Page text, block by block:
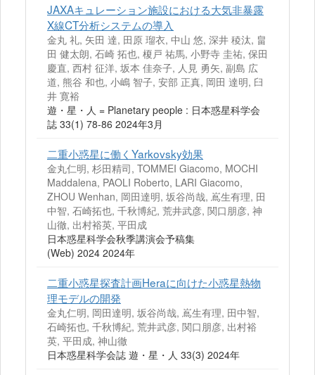
JAXAキュレーション施設における大気非暴露
X線CT分析システムの導入
金丸 礼, 矢田 達, 田原 瑠衣, 中山 悠, 深井 稜汰, 畠
田 健太朗, 石崎 拓也, 榎戸 祐馬, 小野寺 圭祐, 保田
慶直, 西村 征洋, 坂本 佳奈子, 人見 勇矢, 副島 広
道, 熊谷 和也, 小嶋 智子, 安部 正真, 岡田 達明, 臼
井 寛裕
遊・星・人 = Planetary people : 日本惑星科学会
誌 33(1) 78-86 2024年3月
二重小惑星に働くYarkovsky効果
金丸仁明, 杉田精司, TOMMEI Giacomo, MOCHI
Maddalena, PAOLI Roberto, LARI Giacomo,
ZHOU Wenhan, 岡田達明, 坂谷尚哉, 嶌生有理, 田
中智, 石崎拓也, 千秋博紀, 荒井武彦, 関口朋彦, 神
山徹, 出村裕英, 平田成
日本惑星科学会秋季講演会予稿集
(Web) 2024 2024年
二重小惑星探査計画Heraに向けた小惑星熱物
理モデルの開発
金丸仁明, 岡田達明, 坂谷尚哉, 嶌生有理, 田中智,
石崎拓也, 千秋博紀, 荒井武彦, 関口朋彦, 出村裕
英, 平田成, 神山徹
日本惑星科学会誌 遊・星・人 33(3) 2024年